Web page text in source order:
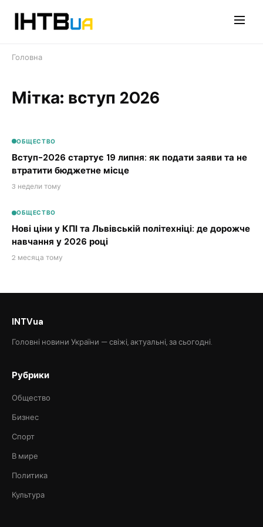
Головна
Мітка: вступ 2026
ОБЩЕСТВО
Вступ-2026 стартує 19 липня: як подати заяви та не
втратити бюджетне місце
3 недели тому
ОБЩЕСТВО
Нові ціни у КПІ та Львівській політехніці: де дорожче
навчання у 2026 році
2 месяца тому
INTVua
Головні новини України — свіжі, актуальні, за сьогодні.
Рубрики
Общество
Бизнес
Спорт
В мире
Политика
Культура